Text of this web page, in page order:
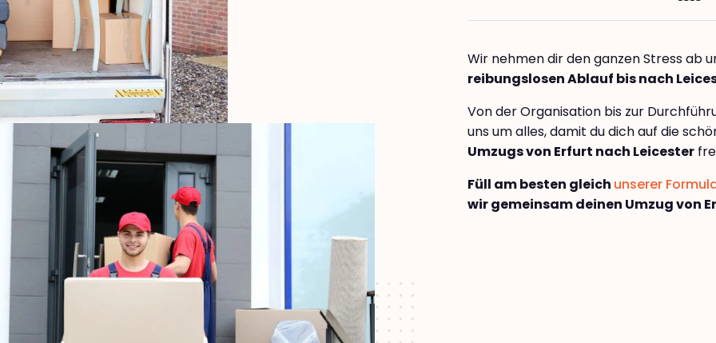
Wir nehmen dir den ganzen Stress ab
reibungslosen Ablauf bis nach
Von der Organisation bis zur
uns um alles, damit du dich auf die
Umzugs von Erfurt nach Leicester
Füll am besten gleich unserer
wir gemeinsam deinen Umzug von